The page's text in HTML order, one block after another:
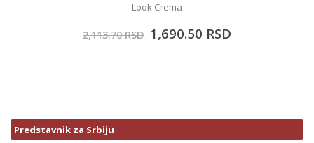
Look Crema
2,113.70RSD 1,690.50 RSD
Predstavnik za Srbiju